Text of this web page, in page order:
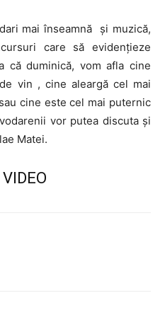
mai înseamnă şi muzică,
care să evidenţieze
că duminică, vom afla cine
vin , cine aleargă cel mai
cine este cel mai puternic
vor putea discuta şi
Matei.